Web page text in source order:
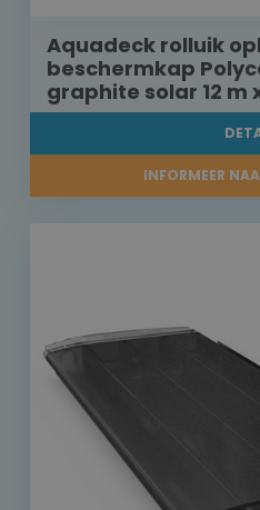
Aquadeck rolluik
beschermkap
graphite solar 12 m
INFORMEER